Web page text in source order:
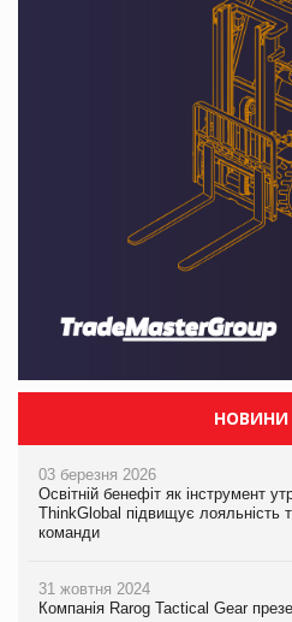
НОВИНИ
03 березня 2026
Освітній бенефіт як інструмент
ThinkGlobal підвищує лояльність
команди
31 жовтня 2024
Компанія Rarog Tactical Gear